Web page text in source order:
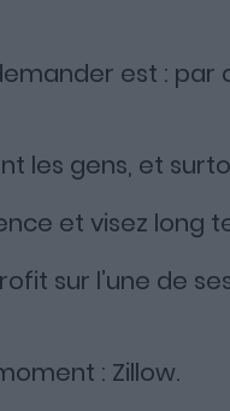
est :
les gens, et
et visez long
sur l’une de
: Zillow.